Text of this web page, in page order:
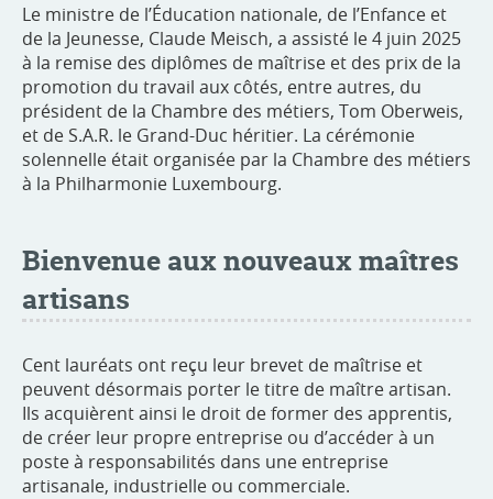
Le ministre de l’Éducation nationale, de l’Enfance et
de la Jeunesse, Claude Meisch, a assisté le 4 juin 2025
à la remise des diplômes de maîtrise et des prix de la
promotion du travail aux côtés, entre autres, du
président de la Chambre des métiers, Tom Oberweis,
et de S.A.R. le Grand-Duc héritier. La cérémonie
solennelle était organisée par la Chambre des métiers
à la Philharmonie Luxembourg.
Bienvenue aux nouveaux maîtres
artisans
Cent lauréats ont reçu leur brevet de maîtrise et
peuvent désormais porter le titre de maître artisan.
Ils acquièrent ainsi le droit de former des apprentis,
de créer leur propre entreprise ou d’accéder à un
poste à responsabilités dans une entreprise
artisanale, industrielle ou commerciale.